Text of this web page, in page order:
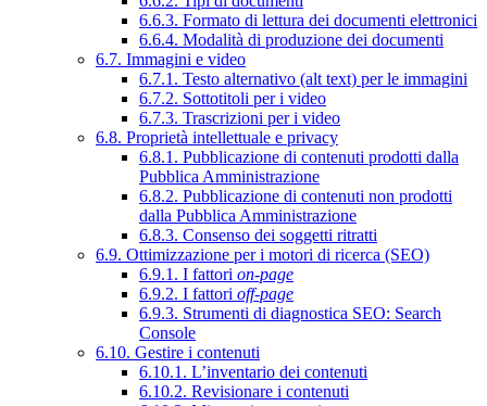
6.6.3. Formato di lettura dei documenti elettronici
6.6.4. Modalità di produzione dei documenti
6.7. Immagini e video
6.7.1. Testo alternativo (alt text) per le immagini
6.7.2. Sottotitoli per i video
6.7.3. Trascrizioni per i video
6.8. Proprietà intellettuale e privacy
6.8.1. Pubblicazione di contenuti prodotti dalla
Pubblica Amministrazione
6.8.2. Pubblicazione di contenuti non prodotti
dalla Pubblica Amministrazione
6.8.3. Consenso dei soggetti ritratti
6.9. Ottimizzazione per i motori di ricerca (SEO)
6.9.1. I fattori on-page
6.9.2. I fattori off-page
6.9.3. Strumenti di diagnostica SEO: Search
Console
6.10. Gestire i contenuti
6.10.1. L’inventario dei contenuti
6.10.2. Revisionare i contenuti